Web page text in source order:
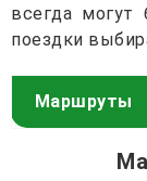
всегда
поездки
Маршруты